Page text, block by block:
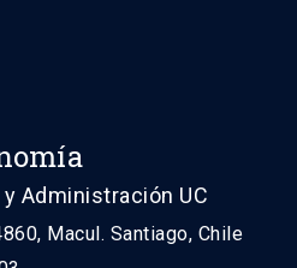
Administración UC
Macul. Santiago, Chile